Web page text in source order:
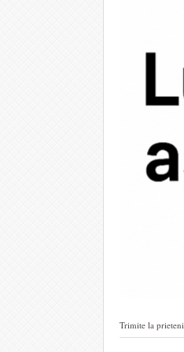
Trimite la prieteni